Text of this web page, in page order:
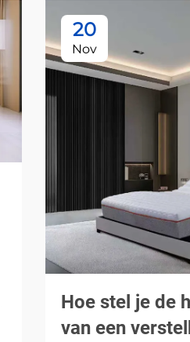
20
Nov
Hoe stel je de
van een